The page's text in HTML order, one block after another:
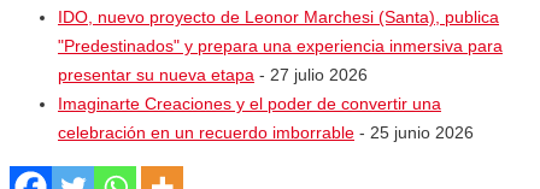
IDO, nuevo proyecto de Leonor Marchesi (Santa), publica
"Predestinados" y prepara una experiencia inmersiva para
presentar su nueva etapa - 27 julio 2026
Imaginarte Creaciones y el poder de convertir una
celebración en un recuerdo imborrable - 25 junio 2026